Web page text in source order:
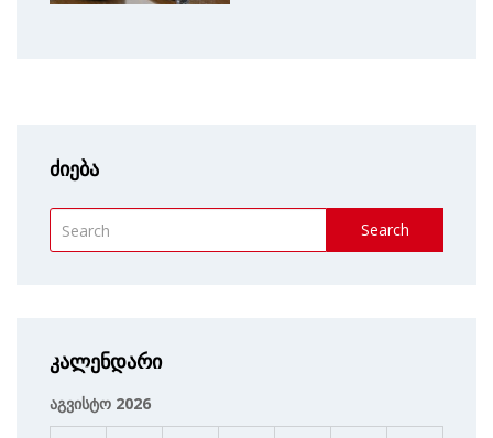
ძიება
Search
კალენდარი
აგვისტო 2026